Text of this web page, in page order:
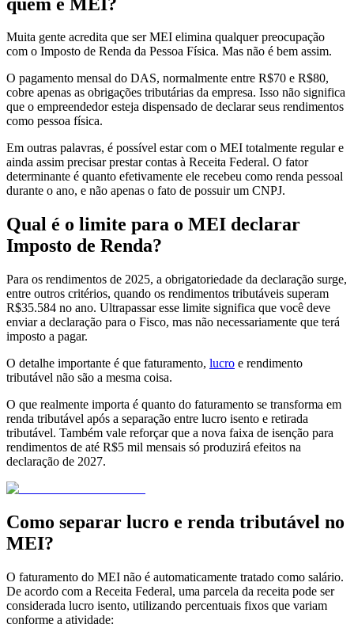
Muita gente acredita que ser MEI elimina qualquer preocupação
com o Imposto de Renda da Pessoa Física. Mas não é bem assim.
O pagamento mensal do DAS, normalmente entre R$70 e R$80,
cobre apenas as obrigações tributárias da empresa. Isso não significa
que o empreendedor esteja dispensado de declarar seus rendimentos
como pessoa física.
Em outras palavras, é possível estar com o MEI totalmente regular e
ainda assim precisar prestar contas à Receita Federal. O fator
determinante é quanto efetivamente ele recebeu como renda pessoal
durante o ano, e não apenas o fato de possuir um CNPJ.
Qual é o limite para o MEI declarar
Imposto de Renda?
Para os rendimentos de 2025, a obrigatoriedade da declaração surge,
entre outros critérios, quando os rendimentos tributáveis superam
R$35.584 no ano. Ultrapassar esse limite significa que você deve
enviar a declaração para o Fisco, mas não necessariamente que terá
imposto a pagar.
O detalhe importante é que faturamento, lucro e rendimento
tributável não são a mesma coisa.
O que realmente importa é quanto do faturamento se transforma em
renda tributável após a separação entre lucro isento e retirada
tributável. Também vale reforçar que a nova faixa de isenção para
rendimentos de até R$5 mil mensais só produzirá efeitos na
declaração de 2027.
Como separar lucro e renda tributável no
MEI?
O faturamento do MEI não é automaticamente tratado como salário.
De acordo com a Receita Federal, uma parcela da receita pode ser
considerada lucro isento, utilizando percentuais fixos que variam
conforme a atividade: